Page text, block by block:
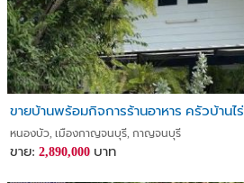
ขายบ้านพร้อมกิจการร้านอาหาร ครัวบ้านไร่
หนองบัว, เมืองกาญจนบุรี, กาญจนบุรี
ขาย: 2,890,000 บาท